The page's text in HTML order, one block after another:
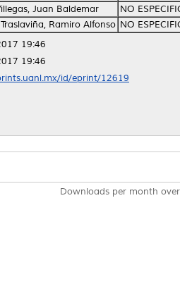
Juan Baldemar
NO
Ramiro Alfonso NO
19:46
19:46
id/eprint/12619
Downloads per month